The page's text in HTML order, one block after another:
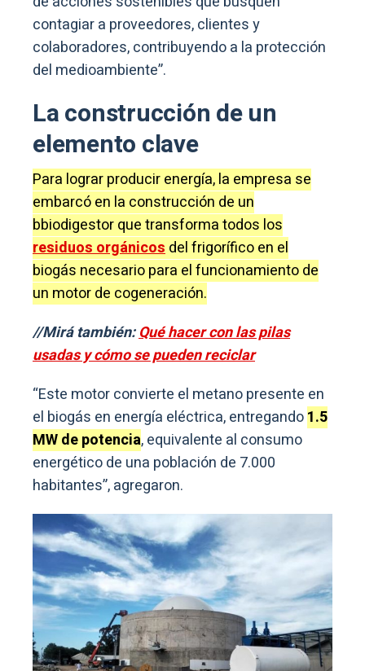
contagiar a proveedores, clientes y
colaboradores, contribuyendo a la protección
del medioambiente”.
La construcción de un
elemento clave
Para lograr producir energía, la empresa se
embarcó en la construcción de un
bbiodigestor que transforma todos los
residuos orgánicosdel frigorífico en el
biogás necesario para el funcionamiento de
un motor de cogeneración.
//Mirá también:Qué hacer con las pilas
usadas y cómo se pueden reciclar
“Este motor convierte el metano presente en
el biogás en energía eléctrica, entregando1.5
MW de potencia, equivalente al consumo
energético de una población de 7.000
habitantes”, agregaron.